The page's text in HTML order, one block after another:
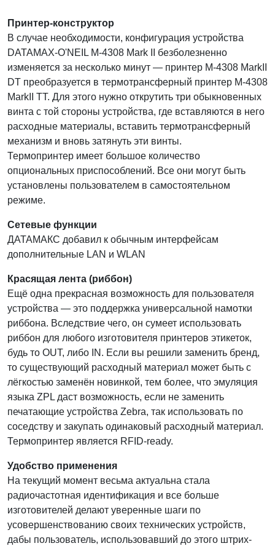
Принтер-конструктор
В случае необходимости, конфигурация устройства
DATAMAX-O'NEIL M-4308 Mark II безболезненно
изменяется за несколько минут — принтер M-4308 MarkII
DT преобразуется в термотрансферный принтер M-4308
MarkII TT. Для этого нужно открутить три обыкновенных
винта с той стороны устройства, где вставляются в него
расходные материалы, вставить термотрансферный
механизм и вновь затянуть эти винты.
Термопринтер имеет большое количество
опциональных приспособлений. Все они могут быть
установлены пользователем в самостоятельном
режиме.
Сетевые функции
ДАТАМАКС добавил к обычным интерфейсам
дополнительные LAN и WLAN
Красящая лента (риббон)
Ещё одна прекрасная возможность для пользователя
устройства — это поддержка универсальной намотки
риббона. Вследствие чего, он сумеет использовать
риббон для любого изготовителя принтеров этикеток,
будь то OUT, либо IN. Если вы решили заменить бренд,
то существующий расходный материал может быть с
лёгкостью заменён новинкой, тем более, что эмуляция
языка ZPL даст возможность, если не заменить
печатающие устройства Zebra, так использовать по
соседству и закупать одинаковый расходный материал.
Термопринтер является RFID-ready.
Удобство применения
На текущий момент весьма актуальна стала
радиочастотная идентификация и все больше
изготовителей делают уверенные шаги по
усовершенствованию своих технических устройств,
дабы пользователь, использовавший до этого штрих-